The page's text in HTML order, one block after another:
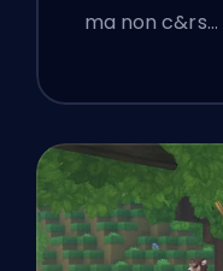
ma non c&rs…